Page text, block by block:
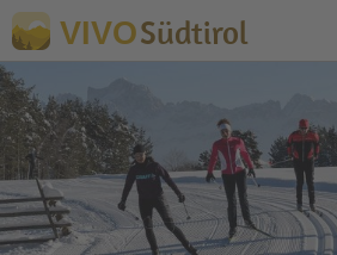
VIVOSüdtirol